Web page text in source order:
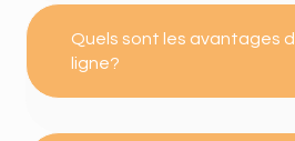
Quels sont les avantages
ligne?